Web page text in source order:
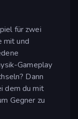
für zwei
mit und
Gameplay
Dann
dem du mit
Gegner zu